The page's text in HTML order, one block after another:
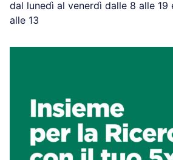
dal lunedì al venerdì dalle 8 alle 19
alle 13